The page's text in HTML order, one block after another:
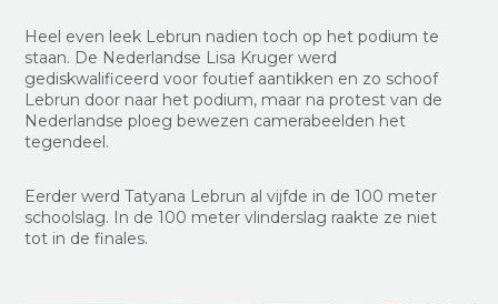
Heel even leek Lebrun nadien toch op het podium te
staan. De Nederlandse Lisa Kruger werd
gediskwalificeerd voor foutief aantikken en zo schoof
Lebrun door naar het podium, maar na protest van de
Nederlandse ploeg bewezen camerabeelden het
tegendeel.
Eerder werd Tatyana Lebrun al vijfde in de 100 meter
schoolslag. In de 100 meter vlinderslag raakte ze niet
tot in de finales.